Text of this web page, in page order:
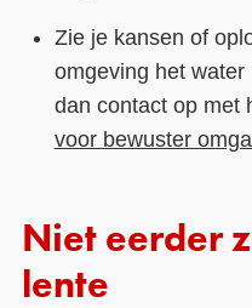
Zie je kansen of
omgeving het
dan contact op met
voor bewuster
Niet eerder
lente